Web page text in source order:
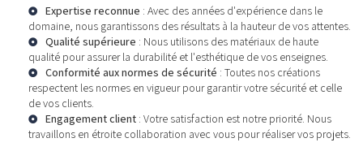
Expertise reconnue : Avec des années d'expérience dans le
domaine, nous garantissons des résultats à la hauteur de vos attentes.
Qualité supérieure : Nous utilisons des matériaux de haute
qualité pour assurer la durabilité et l'esthétique de vos enseignes.
Conformité aux normes de sécurité : Toutes nos créations
respectent les normes en vigueur pour garantir votre sécurité et celle
de vos clients.
Engagement client : Votre satisfaction est notre priorité. Nous
travaillons en étroite collaboration avec vous pour réaliser vos projets.